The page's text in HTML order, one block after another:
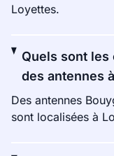
Loyettes.
Quels sont
des antennes
Des antennes
sont localisées à